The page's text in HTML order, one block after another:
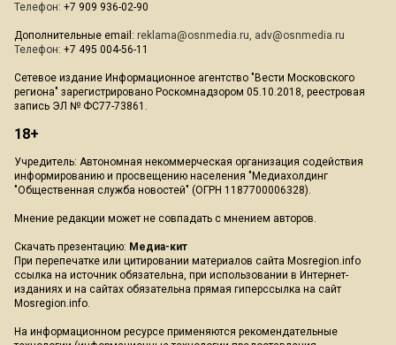
Телефон: +7 909 936-02-90
Дополнительные email: reklama@osnmedia.ru, adv@osnmedia.ru
Телефон: +7 495 004-56-11
Сетевое издание Информационное агентство "Вести Московского
региона" зарегистрировано Роскомнадзором 05.10.2018, реестровая
запись ЭЛ № ФС77-73861.
18+
Учредитель: Автономная некоммерческая организация содействия
информированию и просвещению населения "Медиахолдинг
"Общественная служба новостей" (ОГРН 1187700006328).
Мнение редакции может не совпадать с мнением авторов.
Скачать презентацию: Медиа-кит
При перепечатке или цитировании материалов сайта Mosregion.info
ссылка на источник обязательна, при использовании в Интернет-
изданиях и на сайтах обязательна прямая гиперссылка на сайт
Mosregion.info.
На информационном ресурсе применяются рекомендательные